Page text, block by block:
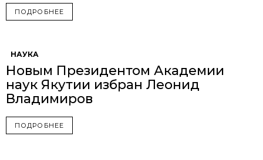
ПОДРОБНЕЕ
НАУКА
Новым Президентом Академии
наук Якутии избран Леонид
Владимиров
ПОДРОБНЕЕ